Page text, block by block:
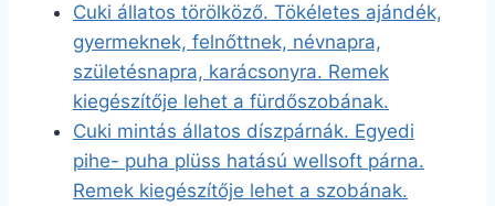
Cuki állatos törölköző. Tökéletes ajándék,
gyermeknek, felnőttnek, névnapra,
születésnapra, karácsonyra. Remek
kiegészítője lehet a fürdőszobának.
Cuki mintás állatos díszpárnák. Egyedi
pihe- puha plüss hatású wellsoft párna.
Remek kiegészítője lehet a szobának.